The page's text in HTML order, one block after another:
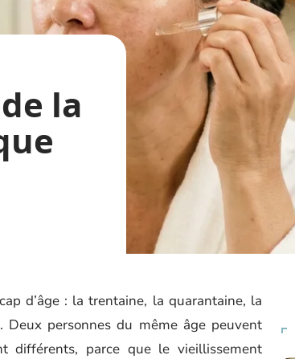
la
d’âge : la trentaine, la quarantaine, la
Deux personnes du même âge peuvent
différents, parce que le vieillissement